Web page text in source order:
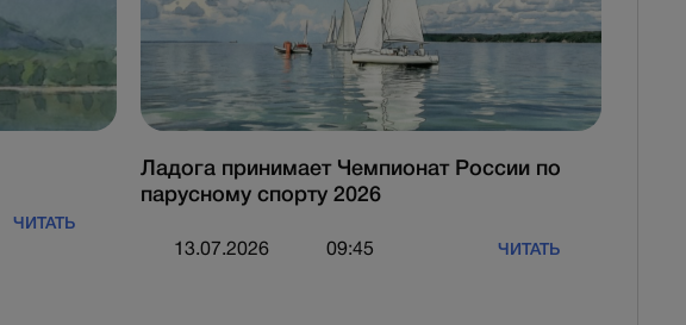
ЧИТАТЬ
Ладога принимает Чемпионат России по
парусному спорту 2026
13.07.2026 09:45 ЧИТАТЬ